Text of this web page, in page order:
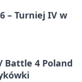
– Turniej IV w
Battle 4 Poland